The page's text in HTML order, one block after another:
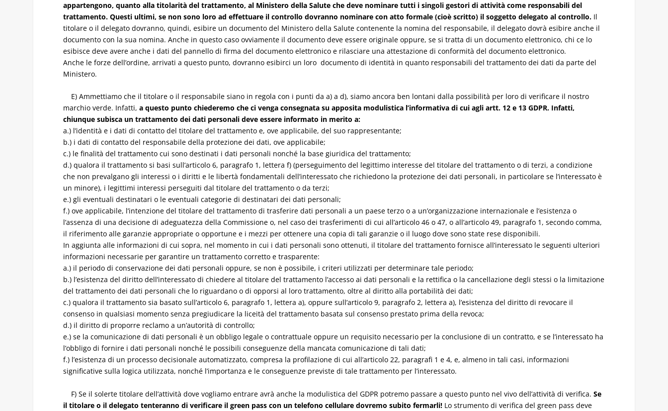
appartengono, quanto alla titolarità del trattamento, al Ministero della Salute che deve nominare tutti i singoli gestori di attività come responsabili del
trattamento. Questi ultimi, se non sono loro ad effettuare il controllo dovranno nominare con atto formale (cioè scritto) il soggetto delegato al controllo. Il
titolare o il delegato dovranno, quindi, esibire un documento del Ministero della Salute contenente la nomina del responsabile, il delegato dovrà esibire anche il
documento con la sua nomina. Anche in questo caso ovviamente il documento deve essere originale oppure, se si tratta di un documento elettronico, chi ce lo
esibisce deve avere anche i dati del pannello di firma del documento elettronico e rilasciare una attestazione di conformità del documento elettronico.
Anche le forze dell’ordine, arrivati a questo punto, dovranno esibirci un loro documento di identità in quanto responsabili del trattamento dei dati da parte del
Ministero.
E) Ammettiamo che il titolare o il responsabile siano in regola con i punti da a) a d), siamo ancora ben lontani dalla possibilità per loro di verificare il nostro
marchio verde. Infatti,a questo punto chiederemo che ci venga consegnata su apposita modulistica l’informativa di cui agli artt. 12 e 13 GDPR. Infatti,
chiunque subisca un trattamento dei dati personali deve essere informato in merito a:
a.) l’identità e i dati di contatto del titolare del trattamento e, ove applicabile, del suo rappresentante;
b.) i dati di contatto del responsabile della protezione dei dati, ove applicabile;
c.) le finalità del trattamento cui sono destinati i dati personali nonché la base giuridica del trattamento;
d.) qualora il trattamento si basi sull’articolo 6, paragrafo 1, lettera f) (perseguimento del legittimo interesse del titolare del trattamento o di terzi, a condizione
che non prevalgano gli interessi o i diritti e le libertà fondamentali dell’interessato che richiedono la protezione dei dati personali, in particolare se l’interessato è
un minore), i legittimi interessi perseguiti dal titolare del trattamento o da terzi;
e.) gli eventuali destinatari o le eventuali categorie di destinatari dei dati personali;
f.) ove applicabile, l’intenzione del titolare del trattamento di trasferire dati personali a un paese terzo o a un’organizzazione internazionale e l’esistenza o
l’assenza di una decisione di adeguatezza della Commissione o, nel caso dei trasferimenti di cui all’articolo 46 o 47, o all’articolo 49, paragrafo 1, secondo comma,
il riferimento alle garanzie appropriate o opportune e i mezzi per ottenere una copia di tali garanzie o il luogo dove sono state rese disponibili.
In aggiunta alle informazioni di cui sopra, nel momento in cui i dati personali sono ottenuti, il titolare del trattamento fornisce all’interessato le seguenti ulteriori
informazioni necessarie per garantire un trattamento corretto e trasparente:
a.) il periodo di conservazione dei dati personali oppure, se non è possibile, i criteri utilizzati per determinare tale periodo;
b.) l’esistenza del diritto dell’interessato di chiedere al titolare del trattamento l’accesso ai dati personali e la rettifica o la cancellazione degli stessi o la limitazione
del trattamento dei dati personali che lo riguardano o di opporsi al loro trattamento, oltre al diritto alla portabilità dei dati;
c.) qualora il trattamento sia basato sull’articolo 6, paragrafo 1, lettera a), oppure sull’articolo 9, paragrafo 2, lettera a), l’esistenza del diritto di revocare il
consenso in qualsiasi momento senza pregiudicare la liceità del trattamento basata sul consenso prestato prima della revoca;
d.) il diritto di proporre reclamo a un’autorità di controllo;
e.) se la comunicazione di dati personali è un obbligo legale o contrattuale oppure un requisito necessario per la conclusione di un contratto, e se l’interessato ha
l’obbligo di fornire i dati personali nonché le possibili conseguenze della mancata comunicazione di tali dati;
f.) l’esistenza di un processo decisionale automatizzato, compresa la profilazione di cui all’articolo 22, paragrafi 1 e 4, e, almeno in tali casi, informazioni
significative sulla logica utilizzata, nonché l’importanza e le conseguenze previste di tale trattamento per l’interessato.
F) Se il solerte titolare dell’attività dove vogliamo entrare avrà anche la modulistica del GDPR potremo passare a questo punto nel vivo dell’attività di verifica.Se
il titolare o il delegato tenteranno di verificare il green pass con un telefono cellulare dovremo subito fermarli! Lo strumento di verifica del green pass deve